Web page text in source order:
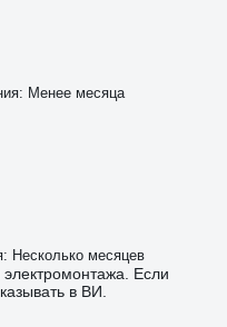
Менее месяца
Несколько месяцев
Если
в ВИ.